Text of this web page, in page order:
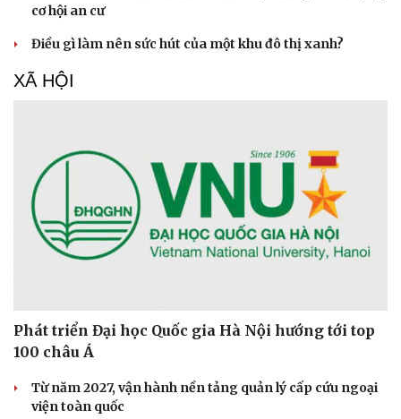
cơ hội an cư
Điều gì làm nên sức hút của một khu đô thị xanh?
XÃ HỘI
Phát triển Đại học Quốc gia Hà Nội hướng tới top
100 châu Á
Từ năm 2027, vận hành nền tảng quản lý cấp cứu ngoại
viện toàn quốc